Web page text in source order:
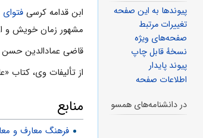
ابن قدامه کرسى فتواى
مشهور زمان خویش و
قاضى عمادالدین حسن
از تألیفات وى، کتاب
منابع
فرهنگ معارف و
پیوندها به این صفحه
تغییرات مرتبط
صفحه‌های ویژه
نسخهٔ قابل چاپ
پیوند پایدار
اطلاعات صفحه
در دانشنامه‌های همسو